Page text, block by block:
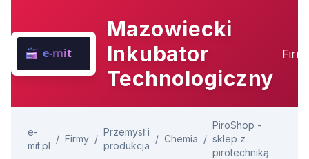
Mazowiecki
Inkubator
Technologiczny
e-
mit.pl
/ Firmy /
Przemysł i
produkcja
/ Chemia /
PiroShop -
sklep z
pirotechniką